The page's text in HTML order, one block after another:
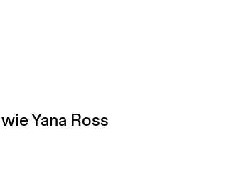
Yana Ross